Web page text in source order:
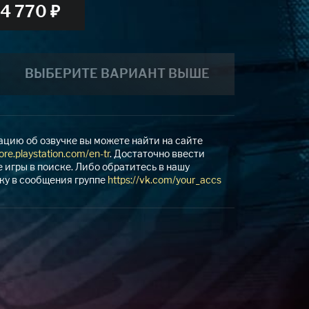
4 770 ₽
ВЫБЕРИТЕ ВАРИАНТ ВЫШЕ
об озвучке вы можете найти на сайте
en-tr. Достаточно ввести
игры в поиске. Либо обратитесь в нашу
в сообщения группе https://vk.com/your_accs